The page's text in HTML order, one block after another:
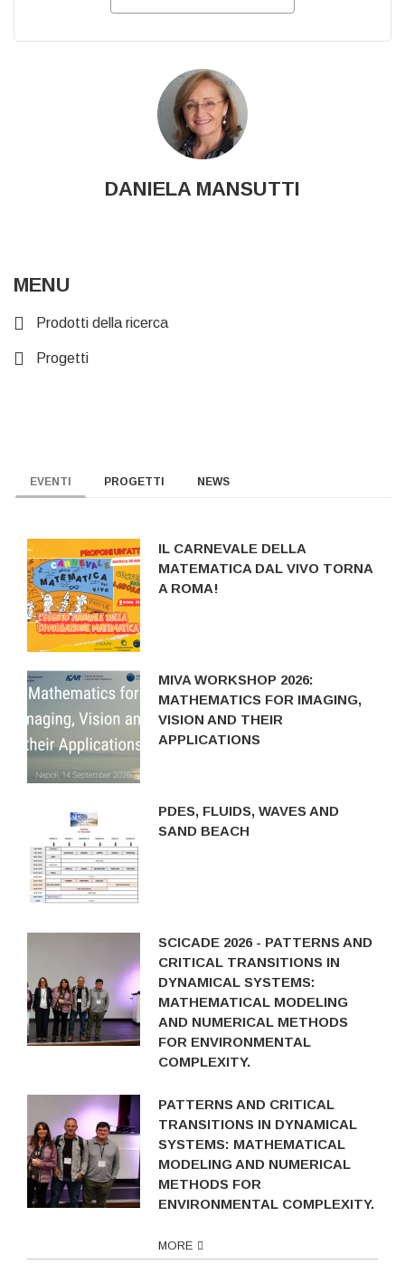
DANIELA MANSUTTI
MENU
Prodotti della ricerca
Progetti
EVENTI PROGETTI NEWS
IL CARNEVALE DELLA
MATEMATICA DAL VIVO TORNA
A ROMA!
MIVA WORKSHOP 2026:
MATHEMATICS FOR IMAGING,
VISION AND THEIR
APPLICATIONS
PDES, FLUIDS, WAVES AND
SAND BEACH
SCICADE 2026 - PATTERNS AND
CRITICAL TRANSITIONS IN
DYNAMICAL SYSTEMS:
MATHEMATICAL MODELING
AND NUMERICAL METHODS
FOR ENVIRONMENTAL
COMPLEXITY.
PATTERNS AND CRITICAL
TRANSITIONS IN DYNAMICAL
SYSTEMS: MATHEMATICAL
MODELING AND NUMERICAL
METHODS FOR
ENVIRONMENTAL COMPLEXITY.
MORE